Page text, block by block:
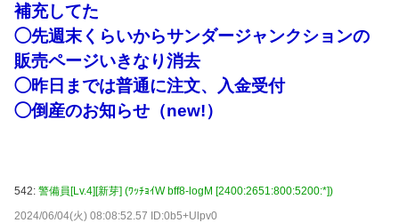
補充してた
◯先週末くらいからサンダージャンクションの
販売ページいきなり消去
◯昨日までは普通に注文、入金受付
◯倒産のお知らせ（new!）
542: 警備員[Lv.4][新芽] (ﾜｯﾁｮｲW bff8-logM [2400:2651:800:5200:*])
2024/06/04(火) 08:08:52.57 ID:0b5+Ulpv0